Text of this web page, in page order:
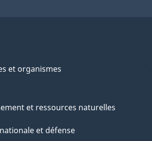
et organismes
et ressources naturelles
et défense